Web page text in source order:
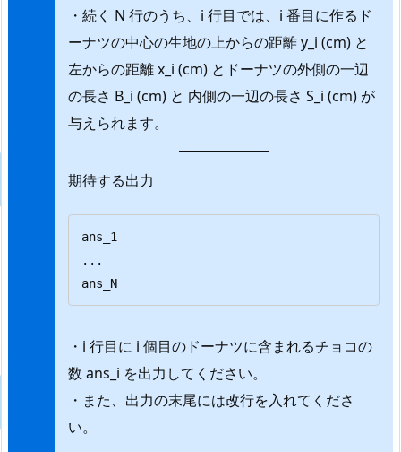
・続く N 行のうち、i 行目では、i 番目に作るド
ーナツの中心の生地の上からの距離 y_i (cm) と
左からの距離 x_i (cm) とドーナツの外側の一辺
の長さ B_i (cm) と 内側の一辺の長さ S_i (cm) が
与えられます。
期待する出力
ans_1
...
ans_N
・i 行目に i 個目のドーナツに含まれるチョコの
数 ans_i を出力してください。
・また、出力の末尾には改行を入れてくださ
い。